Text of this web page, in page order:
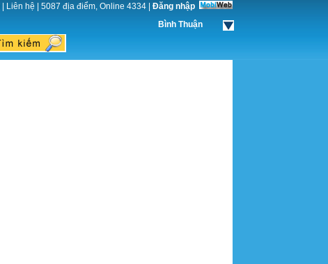
Liên hệ 5087 địa điểm, Online 4334
Đăng nhập
Bình Thuận